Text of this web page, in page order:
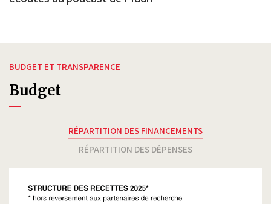
BUDGET ET TRANSPARENCE
Budget
RÉPARTITION DES FINANCEMENTS
RÉPARTITION DES DÉPENSES